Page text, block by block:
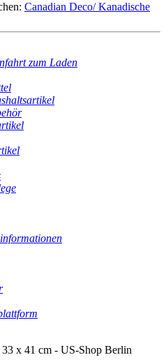
Canadian Deco/ Kanadische
zum Laden
x 41 cm - US-Shop Berlin